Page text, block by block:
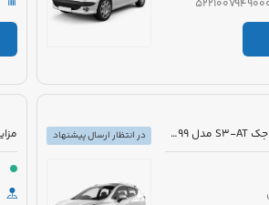
مزایده دولتی خودرو جک S3-AT مدل 1399 رنگ مشکی
در انتظار ارسال پیشنهاد